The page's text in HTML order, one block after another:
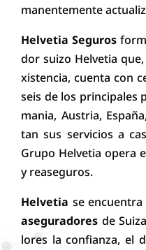
ma­nen­te­men­te
Helvetia Seguros
dor sui­zo Helvetia
xis­ten­cia, cuen­ta con
seis de los prin­ci­pa­les
ma­nia, A­us­tri­a,
tan sus ser­vi­cios a
Gru­po Helvetia o­pe­ra
y re­a­se­gu­ros.
Helvetia se
a­se­gu­ra­do­res de
lo­res la con­fian­za, el